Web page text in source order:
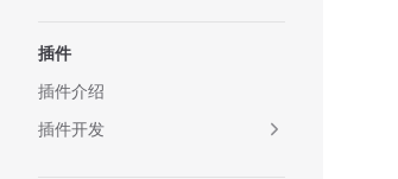
插件
插件介绍
插件开发